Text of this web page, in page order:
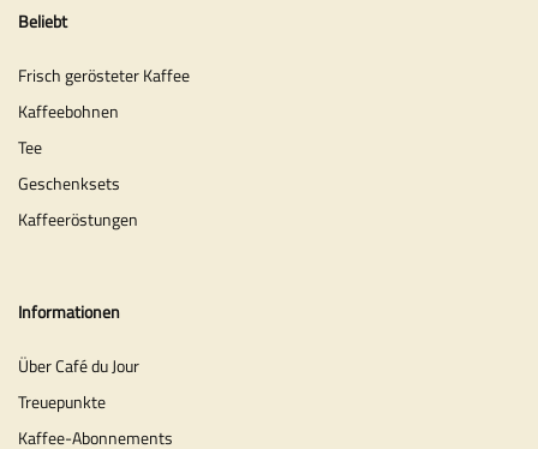
Beliebt
Frisch gerösteter Kaffee
Kaffeebohnen
Tee
Geschenksets
Kaffeeröstungen
Informationen
Über Café du Jour
Treuepunkte
Kaffee-Abonnements